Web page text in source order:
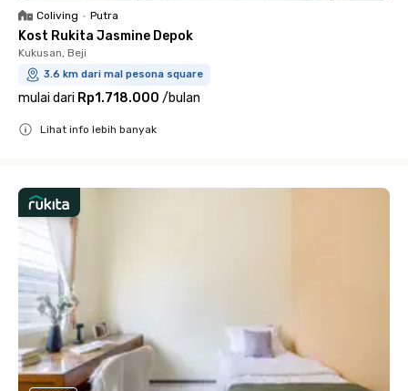
Coliving • Putra
Kost Rukita Jasmine Depok
Kukusan, Beji
3.6 km dari mal pesona square
mulai dari Rp1.718.000 /bulan
Lihat info lebih banyak